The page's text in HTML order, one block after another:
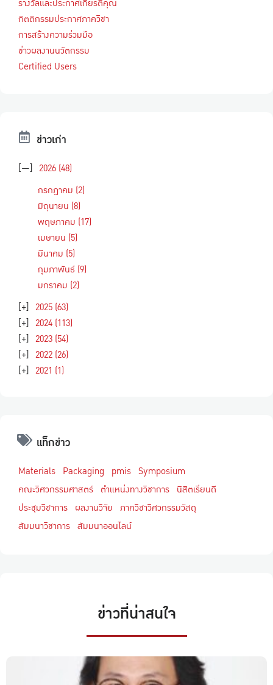
กิตติกรรมประกาศภาควิชา
การสร้างความร่วมมือ
ข่าวผลงานนวัตกรรม
Certified Users
ข่าวเก่า
[—] 2026 (48)
กรกฎาคม (2)
มิถุนายน (8)
พฤษภาคม (17)
เมษายน (5)
มีนาคม (5)
กุมภาพันธ์ (9)
มกราคม (2)
[+] 2025 (63)
[+] 2024 (113)
[+] 2023 (54)
[+] 2022 (26)
[+] 2021 (1)
แท็กข่าว
Materials Packaging pmis Symposium
คณะวิศวกรรมศาสตร์ ตำแหน่งทางวิชาการ นิสิตเรียนดี
ประชุมวิชาการ ผลงานวิจัย ภาควิชาวิศวกรรมวัสดุ
สัมมนาวิชาการ สัมมนาออนไลน์
ข่าวที่น่าสนใจ